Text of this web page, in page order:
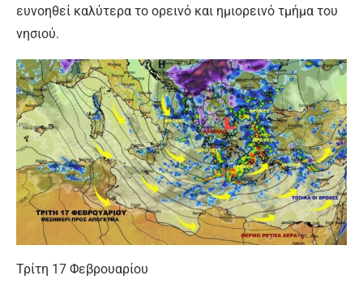
ευνοηθεί καλύτερα το ορεινό και ημιορεινό τμήμα του
νησιού.
Τρίτη 17 Φεβρουαρίου